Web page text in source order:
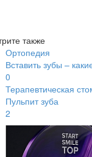
также
Ортопедия
Вставить зубы –
0
Терапевтическая
Пульпит зуба
2